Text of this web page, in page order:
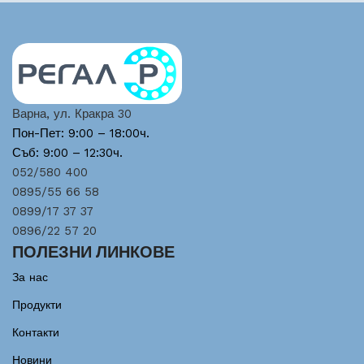
Варна, ул. Кракра 30
Пон-Пет: 9:00 – 18:00ч.
Съб: 9:00 – 12:30ч.
052/580 400
0895/55 66 58
0899/17 37 37
0896/22 57 20
ПОЛЕЗНИ ЛИНКОВЕ
За нас
Продукти
Контакти
Новини